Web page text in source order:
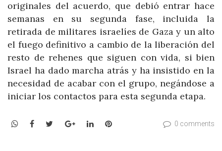
originales del acuerdo, que debió entrar hace
semanas en su segunda fase, incluida la
retirada de militares israelíes de Gaza y un alto
el fuego definitivo a cambio de la liberación del
resto de rehenes que siguen con vida, si bien
Israel ha dado marcha atrás y ha insistido en la
necesidad de acabar con el grupo, negándose a
iniciar los contactos para esta segunda etapa.
WhatsApp
Facebook
TwitterGoogle+LinkedInPinterest 0 comments